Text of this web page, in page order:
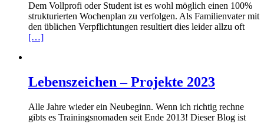
Dem Vollprofi oder Student ist es wohl möglich einen 100%
strukturierten Wochenplan zu verfolgen. Als Familienvater mit
den üblichen Verpflichtungen resultiert dies leider allzu oft
[…]
Lebenszeichen – Projekte 2023
Alle Jahre wieder ein Neubeginn. Wenn ich richtig rechne
gibts es Trainingsnomaden seit Ende 2013! Dieser Blog ist